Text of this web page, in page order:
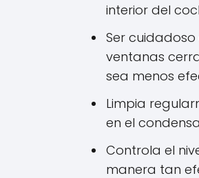
interior del
Ser
ventanas
sea menos
Limpia
en el
Controla el
manera tan